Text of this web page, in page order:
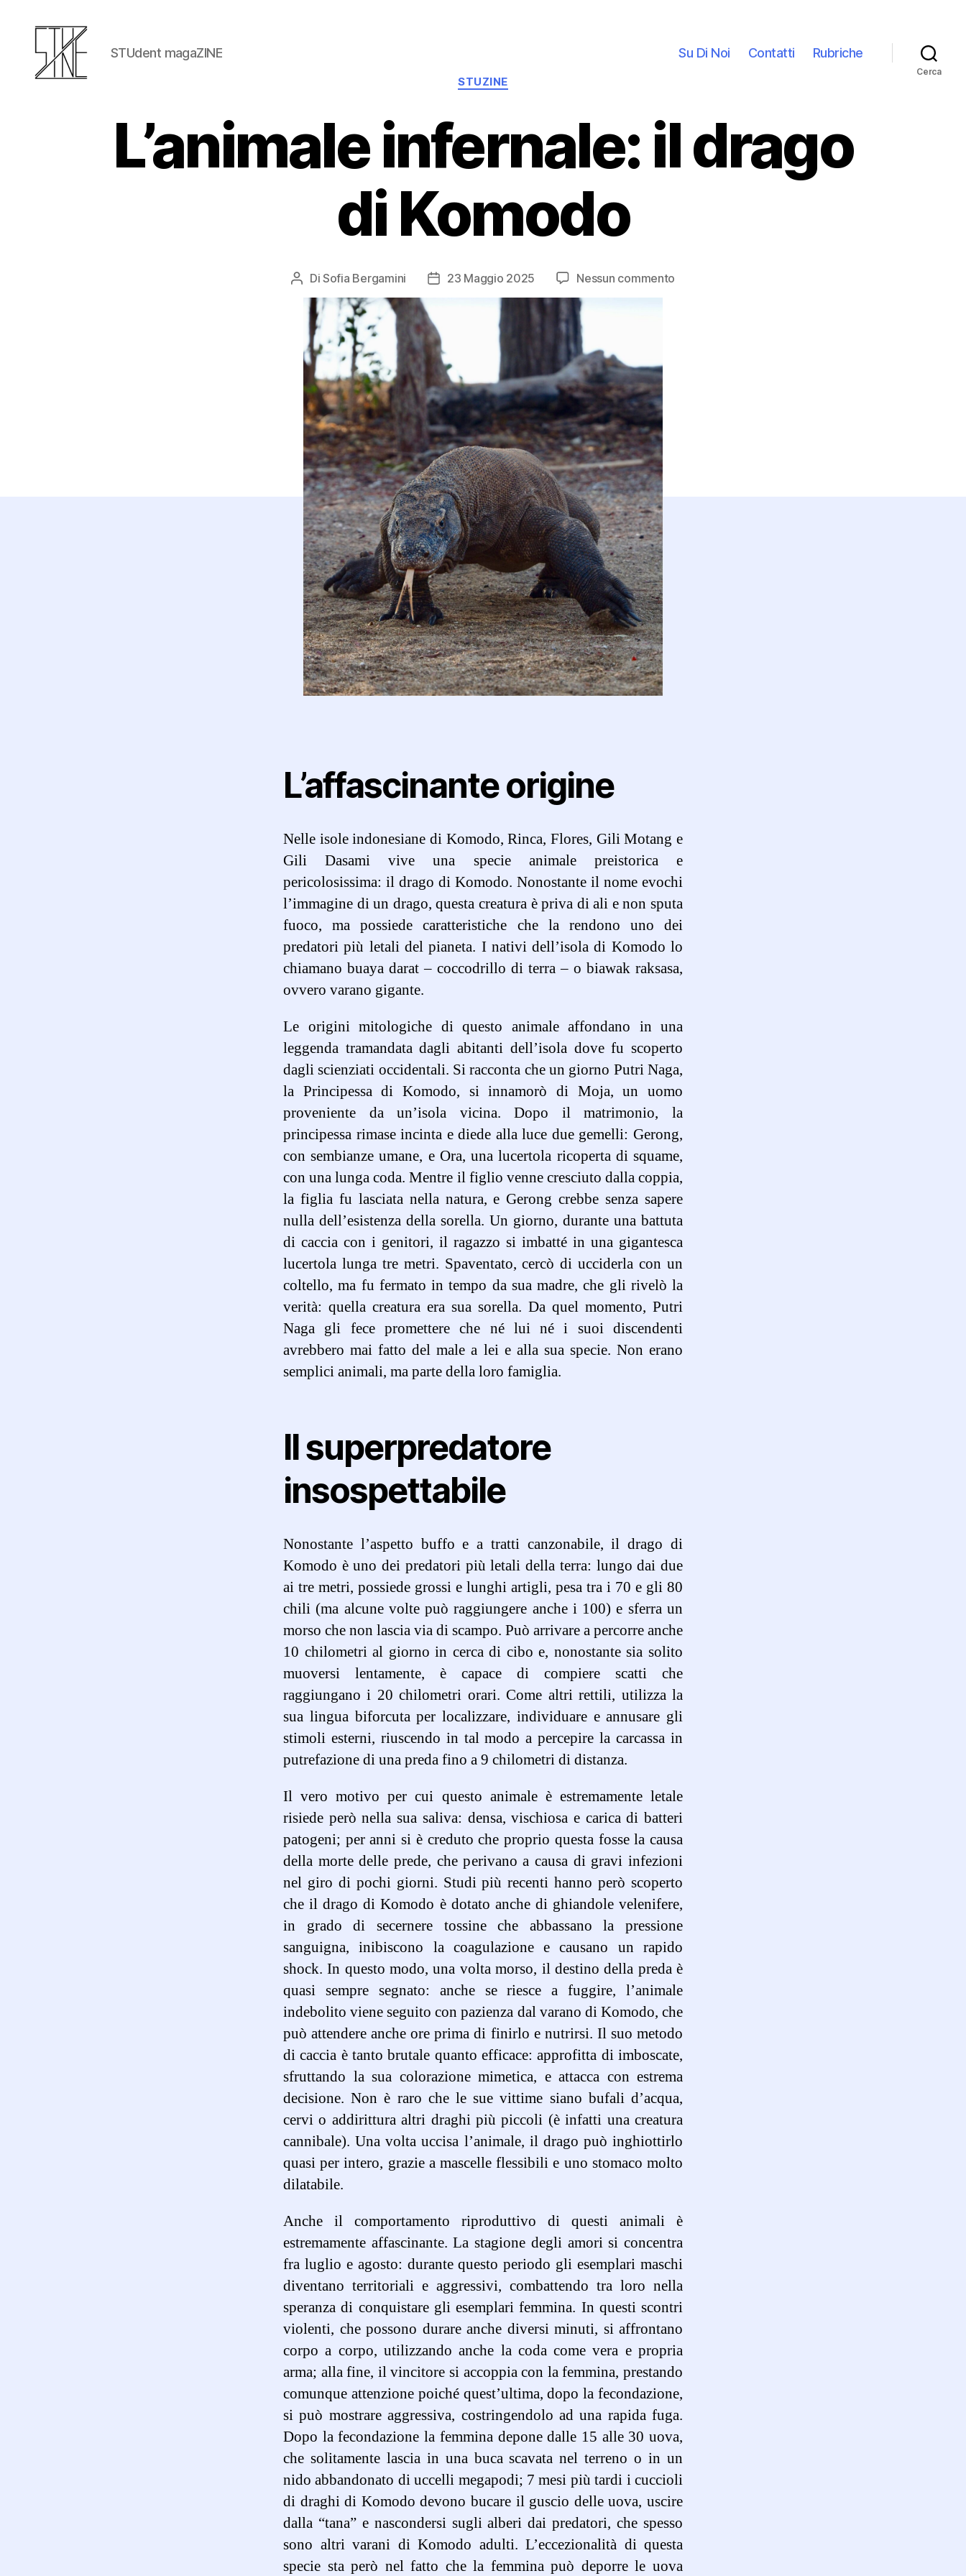
STUdent magaZINE Su Di Noi Contatti Rubriche
Cerca
STUZINE
L’animale infernale: il drago
di Komodo
DiSofia Bergamini 23 Maggio 2025 Nessun commento
L’affascinante origine
Nelle isole indonesiane di Komodo, Rinca, Flores, Gili Motang e
Gili Dasami vive una specie animale preistorica e
pericolosissima: il drago di Komodo. Nonostante il nome evochi
l’immagine di un drago, questa creatura è priva di ali e non sputa
fuoco, ma possiede caratteristiche che la rendono uno dei
predatori più letali del pianeta. I nativi dell’isola di Komodo lo
chiamano buaya darat – coccodrillo di terra – o biawak raksasa,
ovvero varano gigante.
Le origini mitologiche di questo animale affondano in una
leggenda tramandata dagli abitanti dell’isola dove fu scoperto
dagli scienziati occidentali. Si racconta che un giorno Putri Naga,
la Principessa di Komodo, si innamorò di Moja, un uomo
proveniente da un’isola vicina. Dopo il matrimonio, la
principessa rimase incinta e diede alla luce due gemelli: Gerong,
con sembianze umane, e Ora, una lucertola ricoperta di squame,
con una lunga coda. Mentre il figlio venne cresciuto dalla coppia,
la figlia fu lasciata nella natura, e Gerong crebbe senza sapere
nulla dell’esistenza della sorella. Un giorno, durante una battuta
di caccia con i genitori, il ragazzo si imbatté in una gigantesca
lucertola lunga tre metri. Spaventato, cercò di ucciderla con un
coltello, ma fu fermato in tempo da sua madre, che gli rivelò la
verità: quella creatura era sua sorella. Da quel momento, Putri
Naga gli fece promettere che né lui né i suoi discendenti
avrebbero mai fatto del male a lei e alla sua specie. Non erano
semplici animali, ma parte della loro famiglia.
Il superpredatore
insospettabile
Nonostante l’aspetto buffo e a tratti canzonabile, il drago di
Komodo è uno dei predatori più letali della terra: lungo dai due
ai tre metri, possiede grossi e lunghi artigli, pesa tra i 70 e gli 80
chili (ma alcune volte può raggiungere anche i 100) e sferra un
morso che non lascia via di scampo. Può arrivare a percorre anche
10 chilometri al giorno in cerca di cibo e, nonostante sia solito
muoversi lentamente, è capace di compiere scatti che
raggiungano i 20 chilometri orari. Come altri rettili, utilizza la
sua lingua biforcuta per localizzare, individuare e annusare gli
stimoli esterni, riuscendo in tal modo a percepire la carcassa in
putrefazione di una preda fino a 9 chilometri di distanza.
Il vero motivo per cui questo animale è estremamente letale
risiede però nella sua saliva: densa, vischiosa e carica di batteri
patogeni; per anni si è creduto che proprio questa fosse la causa
della morte delle prede, che perivano a causa di gravi infezioni
nel giro di pochi giorni. Studi più recenti hanno però scoperto
che il drago di Komodo è dotato anche di ghiandole velenifere,
in grado di secernere tossine che abbassano la pressione
sanguigna, inibiscono la coagulazione e causano un rapido
shock. In questo modo, una volta morso, il destino della preda è
quasi sempre segnato: anche se riesce a fuggire, l’animale
indebolito viene seguito con pazienza dal varano di Komodo, che
può attendere anche ore prima di finirlo e nutrirsi. Il suo metodo
di caccia è tanto brutale quanto efficace: approfitta di imboscate,
sfruttando la sua colorazione mimetica, e attacca con estrema
decisione. Non è raro che le sue vittime siano bufali d’acqua,
cervi o addirittura altri draghi più piccoli (è infatti una creatura
cannibale). Una volta uccisa l’animale, il drago può inghiottirlo
quasi per intero, grazie a mascelle flessibili e uno stomaco molto
dilatabile.
Anche il comportamento riproduttivo di questi animali è
estremamente affascinante. La stagione degli amori si concentra
fra luglio e agosto: durante questo periodo gli esemplari maschi
diventano territoriali e aggressivi, combattendo tra loro nella
speranza di conquistare gli esemplari femmina. In questi scontri
violenti, che possono durare anche diversi minuti, si affrontano
corpo a corpo, utilizzando anche la coda come vera e propria
arma; alla fine, il vincitore si accoppia con la femmina, prestando
comunque attenzione poiché quest’ultima, dopo la fecondazione,
si può mostrare aggressiva, costringendolo ad una rapida fuga.
Dopo la fecondazione la femmina depone dalle 15 alle 30 uova,
che solitamente lascia in una buca scavata nel terreno o in un
nido abbandonato di uccelli megapodi; 7 mesi più tardi i cuccioli
di draghi di Komodo devono bucare il guscio delle uova, uscire
dalla “tana” e nascondersi sugli alberi dai predatori, che spesso
sono altri varani di Komodo adulti. L’eccezionalità di questa
specie sta però nel fatto che la femmina può deporre le uova